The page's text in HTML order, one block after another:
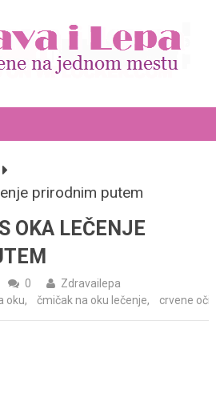
prirodnim putem
OKA LEČENJE
0
Zdravailepa
oku, čmičak na oku lečenje, crvene oči